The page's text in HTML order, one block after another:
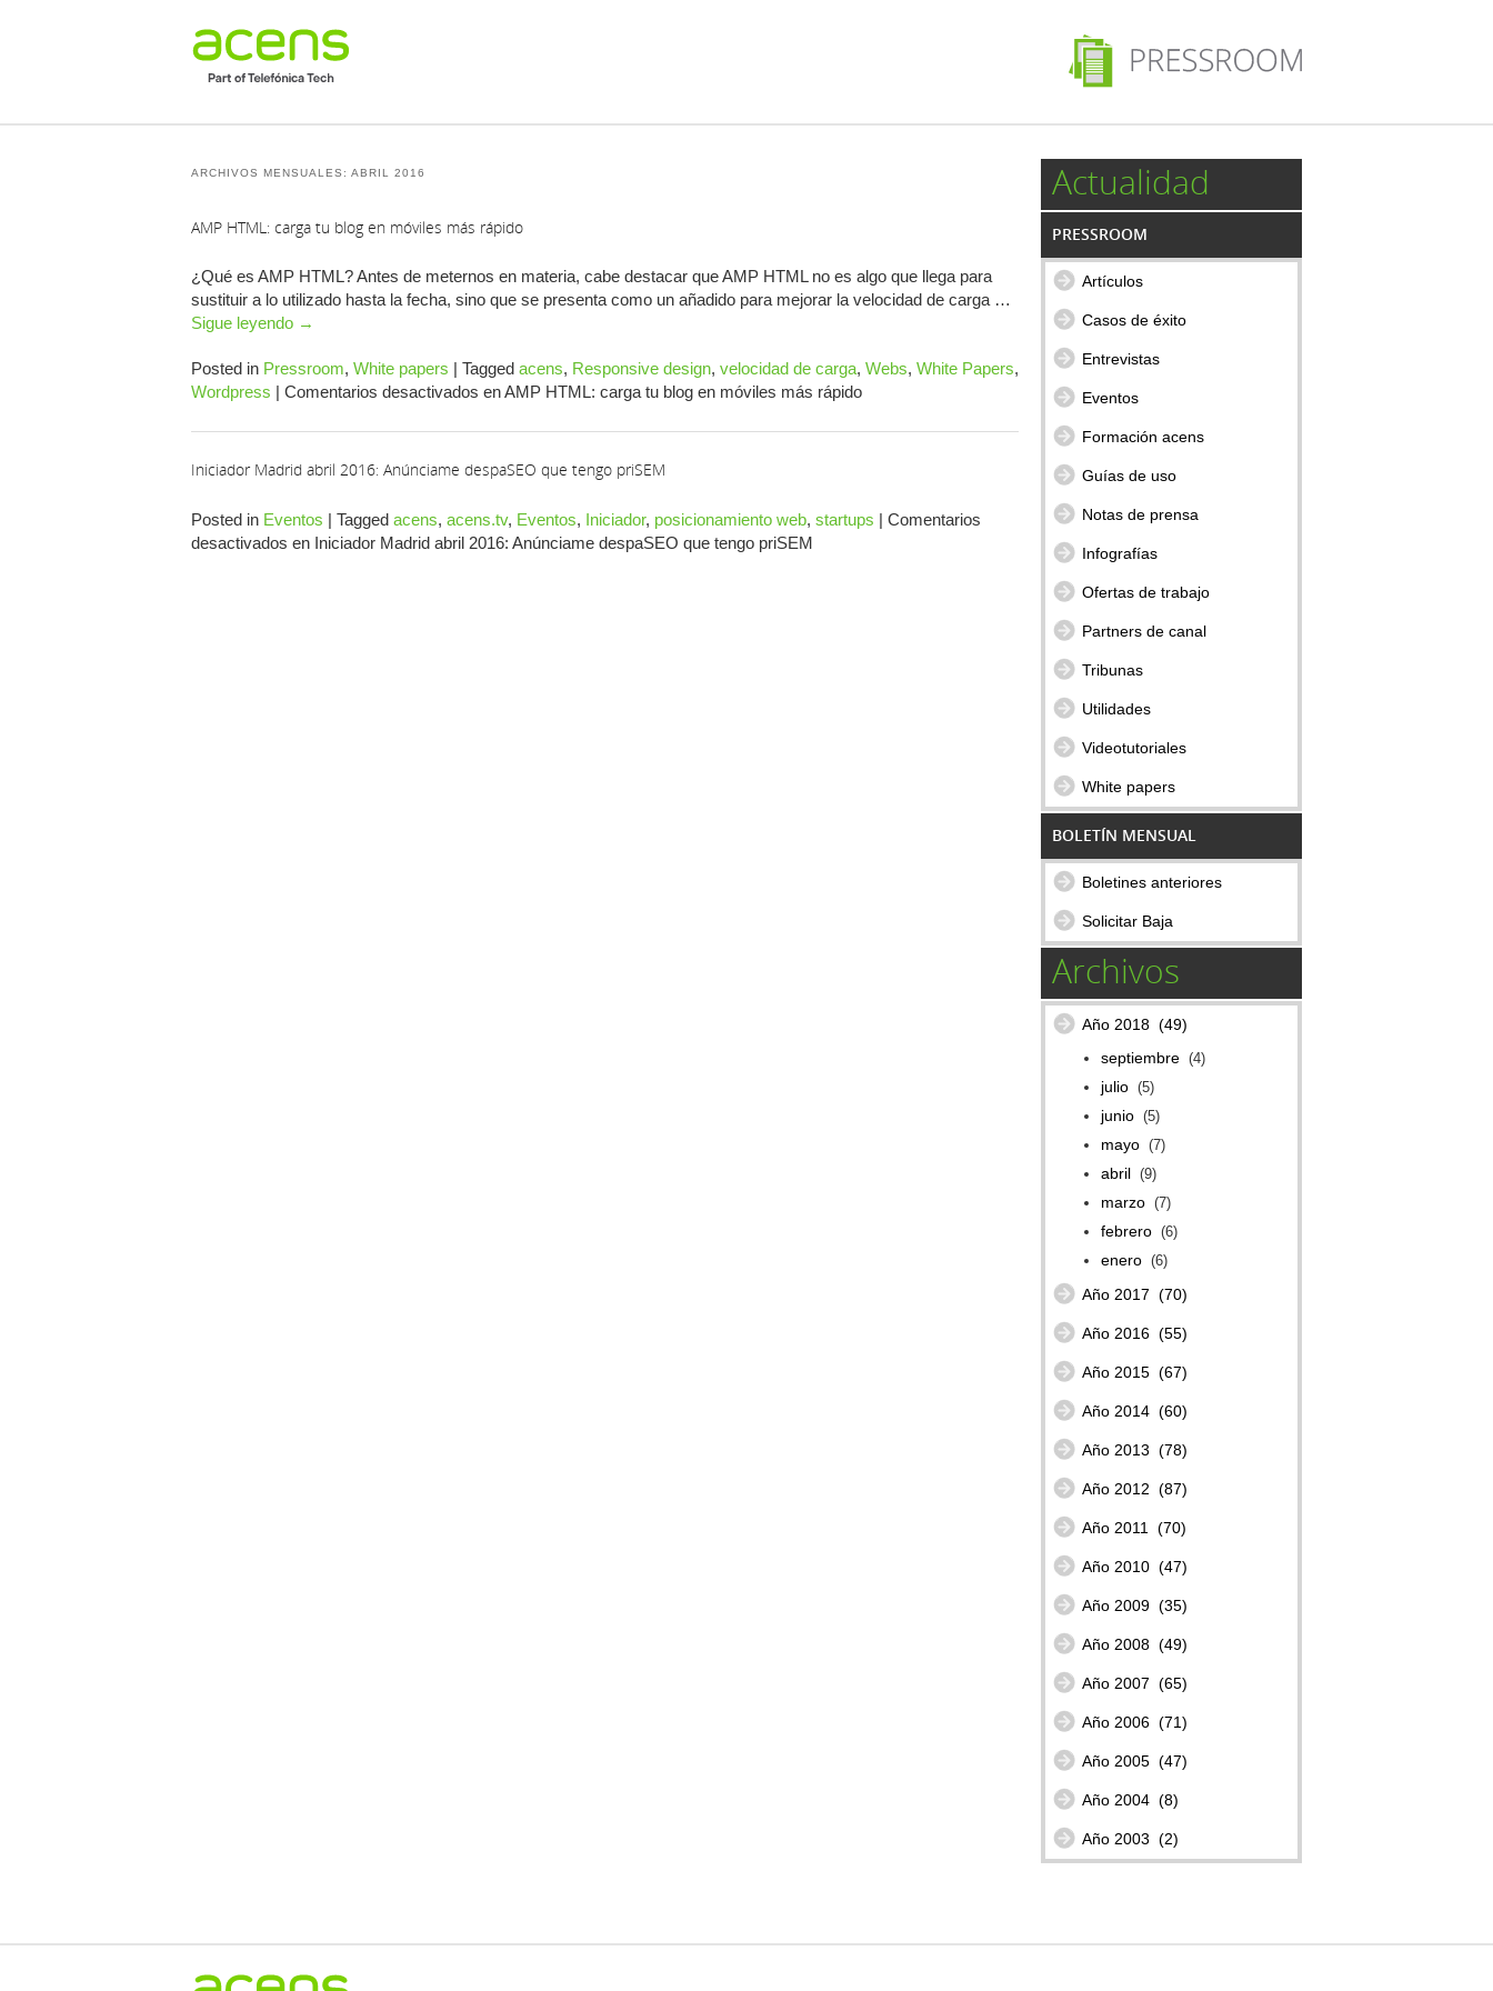
ARCHIVOS MENSUALES: ABRIL 2016
AMP HTML: carga tu blog en móviles más rápido
¿Qué es AMP HTML? Antes de meternos en materia, cabe destacar que AMP HTML no es algo que llega para
sustituir a lo utilizado hasta la fecha, sino que se presenta como un añadido para mejorar la velocidad de carga …
Sigue leyendo →
Posted in Pressroom, White papers | Tagged acens, Responsive design, velocidad de carga, Webs, White Papers,
Wordpress | Comentarios desactivados en AMP HTML: carga tu blog en móviles más rápido
Iniciador Madrid abril 2016: Anúnciame despaSEO que tengo priSEM
Posted in Eventos | Tagged acens, acens.tv, Eventos, Iniciador, posicionamiento web, startups | Comentarios
desactivados en Iniciador Madrid abril 2016: Anúnciame despaSEO que tengo priSEM
Actualidad
PRESSROOM
Artículos
Casos de éxito
Entrevistas
Eventos
Formación acens
Guías de uso
Notas de prensa
Infografías
Ofertas de trabajo
Partners de canal
Tribunas
Utilidades
Videotutoriales
White papers
BOLETÍN MENSUAL
Boletines anteriores
Solicitar Baja
Archivos
Año 2018 (49)
septiembre (4)
julio (5)
junio (5)
mayo (7)
abril (9)
marzo (7)
febrero (6)
enero (6)
Año 2017 (70)
Año 2016 (55)
Año 2015 (67)
Año 2014 (60)
Año 2013 (78)
Año 2012 (87)
Año 2011 (70)
Año 2010 (47)
Año 2009 (35)
Año 2008 (49)
Año 2007 (65)
Año 2006 (71)
Año 2005 (47)
Año 2004 (8)
Año 2003 (2)